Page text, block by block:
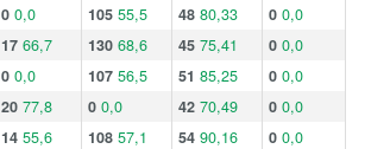
0 0,0 105 55,5 48 80,33 0 0,0
17 66,7 130 68,6 45 75,41 0 0,0
0 0,0 107 56,5 51 85,25 0 0,0
20 77,8 0 0,0 42 70,49 0 0,0
14 55,6 108 57,1 54 90,16 0 0,0